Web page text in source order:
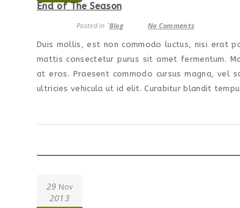
End of The Season
Posted in ´Blog No Comments
Duis mollis, est non commodo luctus, nisi erat
mattis consectetur purus sit amet fermentum.
at eros. Praesent commodo cursus magna, vel
ultricies vehicula ut id elit. Curabitur blandit
29 Nov
2013